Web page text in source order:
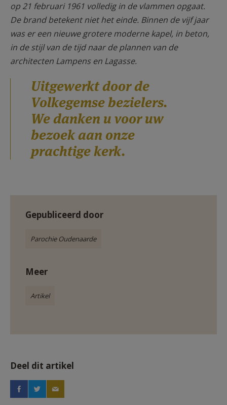
op 21 februari 1961 volledig in de vlammen opgaat.
De brand betekent niet het einde. Binnen de vijf jaar
was er een nieuwe grotere moderne kapel, in beton,
in de stijl van de tijd naar de plannen van de
architecten Lampens en Lagasse.
Uitgewerkt door de
Volkegemse bezielers.
We danken u voor uw
bezoek aan onze
prachtige kerk.
Gepubliceerd door
Parochie Oudenaarde
Meer
Artikel
Deel dit artikel